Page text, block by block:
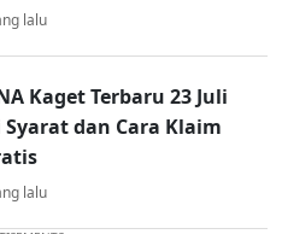
lalu
Kaget Terbaru 23 Juli
Syarat dan Cara Klaim
lalu